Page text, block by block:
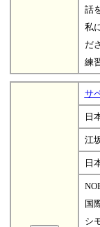
話
私
だ
練
サ
日
江
日
国
シ